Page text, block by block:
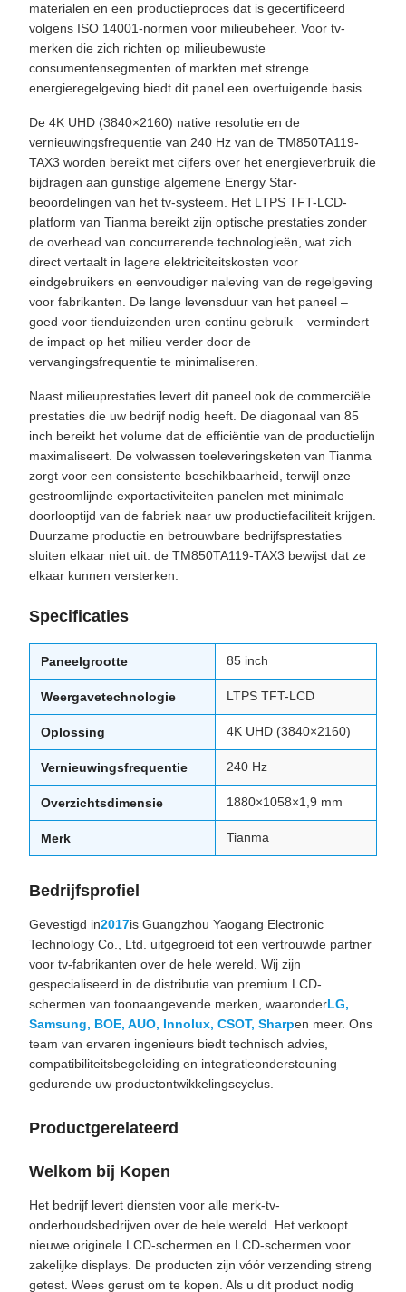
materialen en een productieproces dat is gecertificeerd
volgens ISO 14001-normen voor milieubeheer. Voor tv-
merken die zich richten op milieubewuste
consumentensegmenten of markten met strenge
energieregelgeving biedt dit panel een overtuigende basis.
De 4K UHD (3840×2160) native resolutie en de
vernieuwingsfrequentie van 240 Hz van de TM850TA119-
TAX3 worden bereikt met cijfers over het energieverbruik die
bijdragen aan gunstige algemene Energy Star-
beoordelingen van het tv-systeem. Het LTPS TFT-LCD-
platform van Tianma bereikt zijn optische prestaties zonder
de overhead van concurrerende technologieën, wat zich
direct vertaalt in lagere elektriciteitskosten voor
eindgebruikers en eenvoudiger naleving van de regelgeving
voor fabrikanten. De lange levensduur van het paneel –
goed voor tienduizenden uren continu gebruik – vermindert
de impact op het milieu verder door de
vervangingsfrequentie te minimaliseren.
Naast milieuprestaties levert dit paneel ook de commerciële
prestaties die uw bedrijf nodig heeft. De diagonaal van 85
inch bereikt het volume dat de efficiëntie van de productielijn
maximaliseert. De volwassen toeleveringsketen van Tianma
zorgt voor een consistente beschikbaarheid, terwijl onze
gestroomlijnde exportactiviteiten panelen met minimale
doorlooptijd van de fabriek naar uw productiefaciliteit krijgen.
Duurzame productie en betrouwbare bedrijfsprestaties
sluiten elkaar niet uit: de TM850TA119-TAX3 bewijst dat ze
elkaar kunnen versterken.
Specificaties
Paneelgrootte 85 inch
Weergavetechnologie LTPS TFT-LCD
Oplossing 4K UHD (3840×2160)
Vernieuwingsfrequentie 240 Hz
Overzichtsdimensie 1880×1058×1,9 mm
Merk Tianma
Bedrijfsprofiel
Gevestigd in2017is Guangzhou Yaogang Electronic
Technology Co., Ltd. uitgegroeid tot een vertrouwde partner
voor tv-fabrikanten over de hele wereld. Wij zijn
gespecialiseerd in de distributie van premium LCD-
schermen van toonaangevende merken, waaronderLG,
Samsung, BOE, AUO, Innolux, CSOT, Sharpen meer. Ons
team van ervaren ingenieurs biedt technisch advies,
compatibiliteitsbegeleiding en integratieondersteuning
gedurende uw productontwikkelingscyclus.
Productgerelateerd
Welkom bij Kopen
Het bedrijf levert diensten voor alle merk-tv-
onderhoudsbedrijven over de hele wereld. Het verkoopt
nieuwe originele LCD-schermen en LCD-schermen voor
zakelijke displays. De producten zijn vóór verzending streng
getest. Wees gerust om te kopen. Als u dit product nodig